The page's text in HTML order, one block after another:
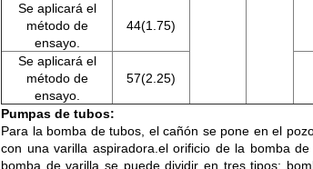
Se aplicará el
método de
ensayo.
44(1.75)
Se aplicará el
método de
ensayo.
57(2.25)
Pumpas de tubos:
Para la bomba de tubos, el cañón se pone en el
con una varilla aspiradora.el orificio de la bomba
bomba de varilla se puede dividir en tres tipos: